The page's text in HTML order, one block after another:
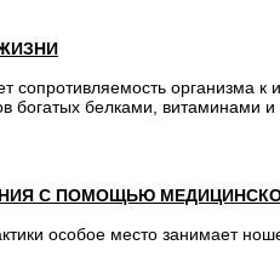
сопротивляемость организма
богатых белками, витаминами
С ПОМОЩЬЮ
особое место занимает